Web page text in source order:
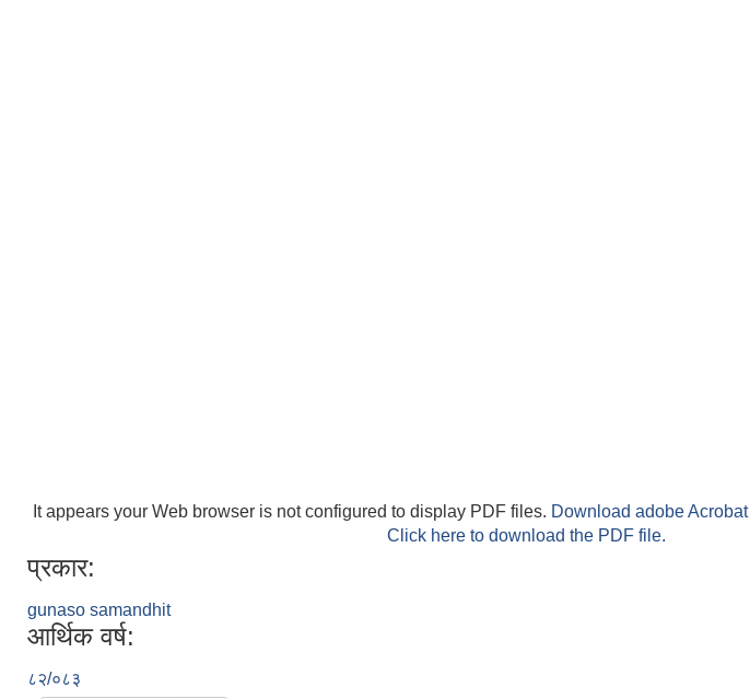
It appears your Web browser is not configured to display PDF files. Download adobe Acrobat
Click here to download the PDF file.
प्रकार:
gunaso samandhit
आर्थिक वर्ष:
८२/०८३